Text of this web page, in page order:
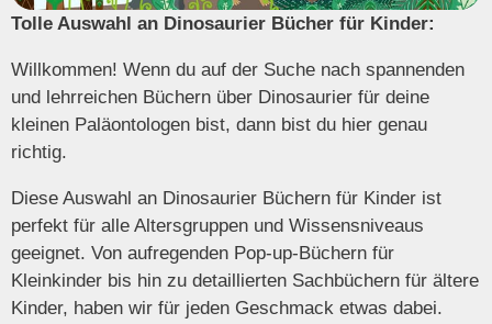
Tolle Auswahl an Dinosaurier Bücher für Kinder:
Willkommen! Wenn du auf der Suche nach spannenden
und lehrreichen Büchern über Dinosaurier für deine
kleinen Paläontologen bist, dann bist du hier genau
richtig.
Diese Auswahl an Dinosaurier Büchern für Kinder ist
perfekt für alle Altersgruppen und Wissensniveaus
geeignet. Von aufregenden Pop-up-Büchern für
Kleinkinder bis hin zu detaillierten Sachbüchern für ältere
Kinder, haben wir für jeden Geschmack etwas dabei.